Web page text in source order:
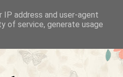
address and user-agent
of service, generate usage